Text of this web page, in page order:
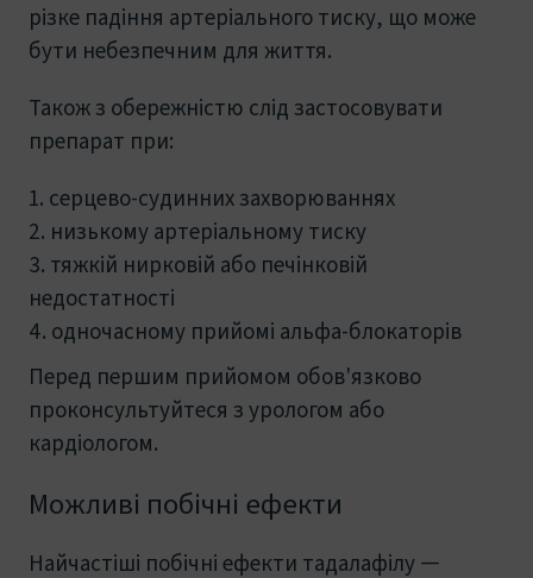
різке падіння артеріального тиску, що може
бути небезпечним для життя.
Також з обережністю слід застосовувати
препарат при:
серцево-судинних захворюваннях
низькому артеріальному тиску
тяжкій нирковій або печінковій
недостатності
одночасному прийомі альфа-блокаторів
Перед першим прийомом обов'язково
проконсультуйтеся з урологом або
кардіологом.
Можливі побічні ефекти
Найчастіші побічні ефекти тадалафілу —